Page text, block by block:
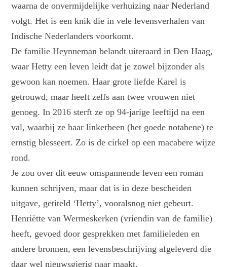
waarna de onvermijdelijke verhuizing naar Nederland
volgt. Het is een knik die in vele levensverhalen van
Indische Nederlanders voorkomt.
De familie Heynneman belandt uiteraard in Den Haag,
waar Hetty een leven leidt dat je zowel bijzonder als
gewoon kan noemen. Haar grote liefde Karel is
getrouwd, maar heeft zelfs aan twee vrouwen niet
genoeg. In 2016 sterft ze op 94-jarige leeftijd na een
val, waarbij ze haar linkerbeen (het goede notabene) te
ernstig blesseert. Zo is de cirkel op een macabere wijze
rond.
Je zou over dit eeuw omspannende leven een roman
kunnen schrijven, maar dat is in deze bescheiden
uitgave, getiteld ‘Hetty’, vooralsnog niet gebeurt.
Henriëtte van Wermeskerken (vriendin van de familie)
heeft, gevoed door gesprekken met familieleden en
andere bronnen, een levensbeschrijving afgeleverd die
daar wel nieuwsgierig naar maakt.